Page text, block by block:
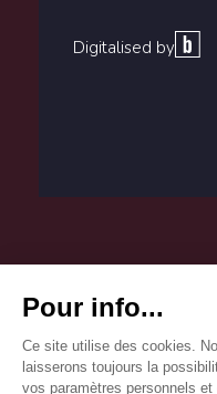
Digitalised by